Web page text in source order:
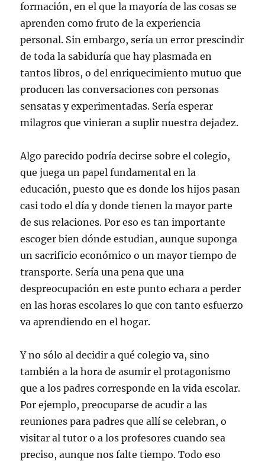
formación, en el que la mayoría de las cosas se
aprenden como fruto de la experiencia
personal. Sin embargo, sería un error prescindir
de toda la sabiduría que hay plasmada en
tantos libros, o del enriquecimiento mutuo que
producen las conversaciones con personas
sensatas y experimentadas. Sería esperar
milagros que vinieran a suplir nuestra dejadez.
Algo parecido podría decirse sobre el colegio,
que juega un papel fundamental en la
educación, puesto que es donde los hijos pasan
casi todo el día y donde tienen la mayor parte
de sus relaciones. Por eso es tan importante
escoger bien dónde estudian, aunque suponga
un sacrificio económico o un mayor tiempo de
transporte. Sería una pena que una
despreocupación en este punto echara a perder
en las horas escolares lo que con tanto esfuerzo
va aprendiendo en el hogar.
Y no sólo al decidir a qué colegio va, sino
también a la hora de asumir el protagonismo
que a los padres corresponde en la vida escolar.
Por ejemplo, preocuparse de acudir a las
reuniones para padres que allí se celebran, o
visitar al tutor o a los profesores cuando sea
preciso, aunque nos falte tiempo. Todo eso